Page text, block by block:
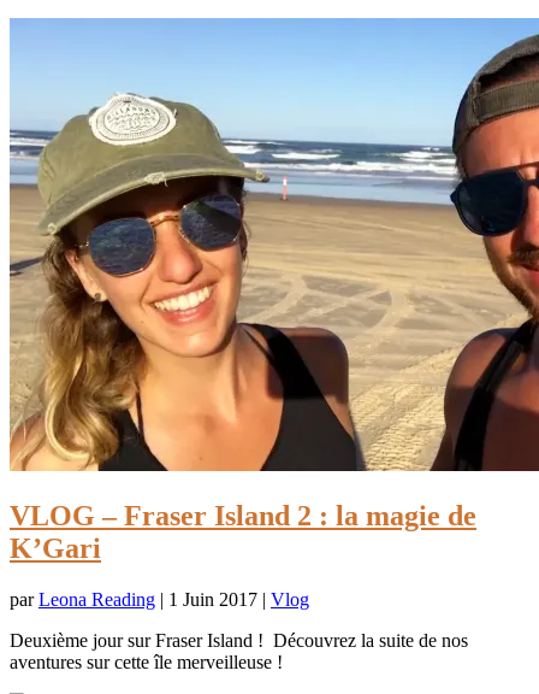
VLOG – Fraser Island 2 : la magie de
K’Gari
parLeona Reading | 1 Juin 2017 | Vlog
Deuxième jour sur Fraser Island ! Découvrez la suite de nos
aventures sur cette île merveilleuse !